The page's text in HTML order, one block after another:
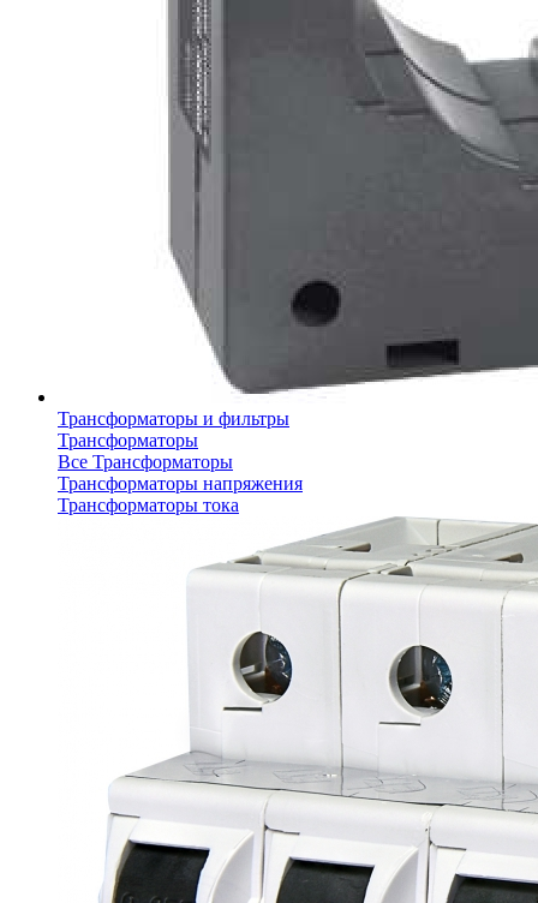
Трансформаторы и фильтры
Трансформаторы
Все Трансформаторы
Трансформаторы напряжения
Трансформаторы тока